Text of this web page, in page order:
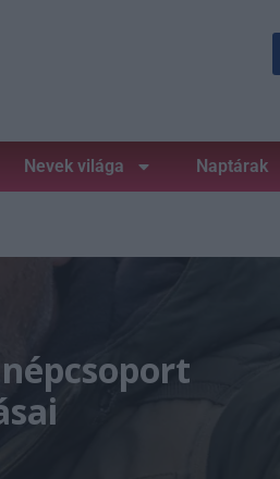
Nevek világa Naptárak